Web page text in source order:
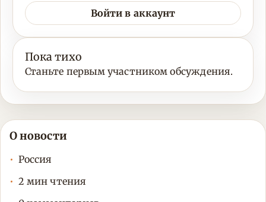
Войти в аккаунт
Пока тихо
Станьте первым участником обсуждения.
О новости
Россия
2 мин чтения